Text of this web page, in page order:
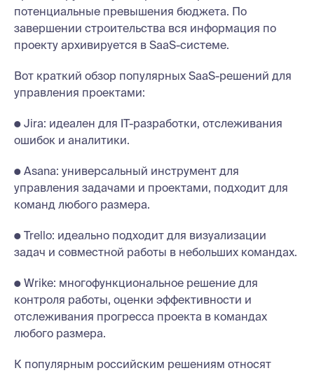
потенциальные превышения бюджета. По
завершении строительства вся информация по
проекту архивируется в SaaS-системе.
Вот краткий обзор популярных SaaS-решений для
управления проектами:
● Jira: идеален для IT-разработки, отслеживания
ошибок и аналитики.
● Asana: универсальный инструмент для
управления задачами и проектами, подходит для
команд любого размера.
● Trello: идеально подходит для визуализации
задач и совместной работы в небольших командах.
● Wrike: многофункциональное решение для
контроля работы, оценки эффективности и
отслеживания прогресса проекта в командах
любого размера.
К популярным российским решениям относят